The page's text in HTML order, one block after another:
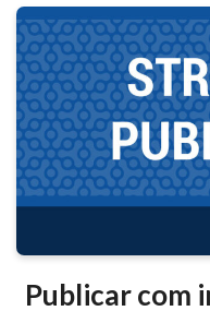
Publicar com